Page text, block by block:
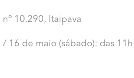
10.290, Itaipava
16 de maio (sábado): das